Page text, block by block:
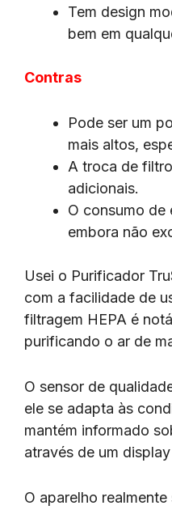
Tem design
bem em
Contras
Pode ser um
mais altos,
A troca de
adicionais.
O consumo de
embora não
Usei o Purificador
com a facilidade de
filtragem HEPA é
purificando o ar de
O sensor de
ele se adapta às
mantém informado
através de um
O aparelho